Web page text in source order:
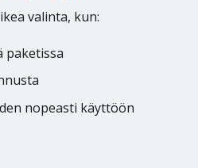
valinta, kun:
paketissa
nopeasti käyttöön